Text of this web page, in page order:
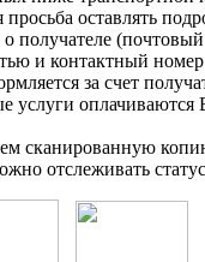
просьба оставлять
получателе (почтовый
и контактный номер
за счет
услуги оплачиваются
сканированную
отслеживать